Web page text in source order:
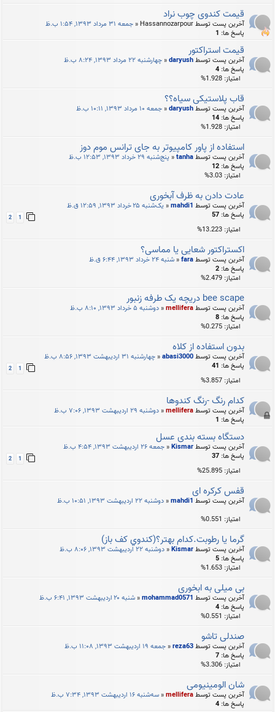
قیمت کندوی چوب نراد
آخرین پست توسطHassannozarpour
«جمعه ۳۱ مرداد ۱۳۹۳, ۱:۵۴ ب.ظ
پاسخ ها: 1
قیمت استراکتور
آخرین پست توسطdaryush
«چهارشنبه ۲۲ مرداد ۱۳۹۳, ۸:۲۴ ب.ظ
پاسخ ها: 4
امتیاز: 1.928%
قاب پلاستیکی سیاه؟؟
آخرین پست توسطdaryush
«جمعه ۱۰ مرداد ۱۳۹۳, ۱۰:۱۱ ب.ظ
پاسخ ها: 14
امتیاز: 1.928%
استفاده از پاور کامپیوتر به جای ترانس موم دوز
آخرین پست توسطtanha
« پنج‌شنبه ۲۹ خرداد ۱۳۹۳, ۱۲:۵۳ ب.ظ
پاسخ ها: 12
امتیاز: 3.03%
عادت دادن به ظرف آبخوری
آخرین پست توسط mahdi1
« یک‌شنبه ۲۵ خرداد ۱۳۹۳, ۱۲:۵۹ ق.ظ
پاسخ ها: 57
1
2
امتیاز: 13.223%
اکستراکتور شعایی یا مماسی؟
آخرین پست توسطfara
«شنبه ۲۴ خرداد ۱۳۹۳, ۶:۴۴ ق.ظ
پاسخ ها: 2
امتیاز: 2.479%
bee scape دریچه یک طرفه زنبور
آخرین پست توسطmellifera
«دوشنبه ۵ خرداد ۱۳۹۳, ۸:۱۰ ب.ظ
پاسخ ها: 8
امتیاز: 0.275%
بدون استفاده از کلاه
آخرین پست توسطabasi3000
«چهارشنبه ۳۱ اردیبهشت ۱۳۹۳, ۸:۵۶ ب.ظ
پاسخ ها: 41
1
2
امتیاز: 3.857%
کدام رنگ -رنگ كندوها
آخرین پست توسطmellifera
«دوشنبه ۲۹ اردیبهشت ۱۳۹۳, ۷:۰۶ ب.ظ
پاسخ ها: 1
دستگاه بسته بندی عسل
آخرین پست توسطKismar
«جمعه ۲۶ اردیبهشت ۱۳۹۳, ۴:۵۴ ب.ظ
پاسخ ها: 37
1
2
امتیاز: 25.895%
قفس کرکره ای
آخرین پست توسط mahdi1
«دوشنبه ۲۲ اردیبهشت ۱۳۹۳, ۱۰:۵۱ ب.ظ
امتیاز: 0.551%
گرما یا رطوبت.کدام بهتر؟(كندوي كف باز)
آخرین پست توسطKismar
«دوشنبه ۲۲ اردیبهشت ۱۳۹۳, ۸:۰۶ ب.ظ
پاسخ ها: 5
امتیاز: 1.653%
بی میلی به ابخوری
آخرین پست توسط mohammad0571
«شنبه ۲۰ اردیبهشت ۱۳۹۳, ۶:۴۱ ب.ظ
پاسخ ها: 4
امتیاز: 0.551%
صندلی تاشو
آخرین پست توسطreza63
«جمعه ۱۹ اردیبهشت ۱۳۹۳, ۱۱:۰۸ ب.ظ
پاسخ ها: 7
امتیاز: 3.306%
شان الومینیومی
آخرین پست توسطmellifera
«سه‌شنبه ۱۶ اردیبهشت ۱۳۹۳, ۷:۳۴ ب.ظ
پاسخ ها: 4